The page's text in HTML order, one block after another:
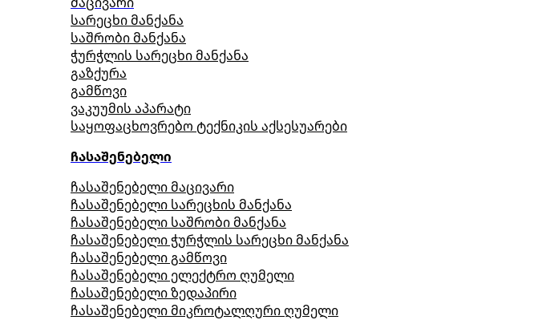
სარეცხი მანქანა
საშრობი მანქანა
ჭურჭლის სარეცხი მანქანა
გაზქურა
გამწოვი
ვაკუუმის აპარატი
საყოფაცხოვრებო ტექნიკის აქსესუარები
ჩასაშენებელი
ჩასაშენებელი მაცივარი
ჩასაშენებელი სარეცხის მანქანა
ჩასაშენებელი საშრობი მანქანა
ჩასაშენებელი ჭურჭლის სარეცხი მანქანა
ჩასაშენებელი გამწოვი
ჩასაშენებელი ელექტრო ღუმელი
ჩასაშენებელი ზედაპირი
ჩასაშენებელი მიკროტალღური ღუმელი